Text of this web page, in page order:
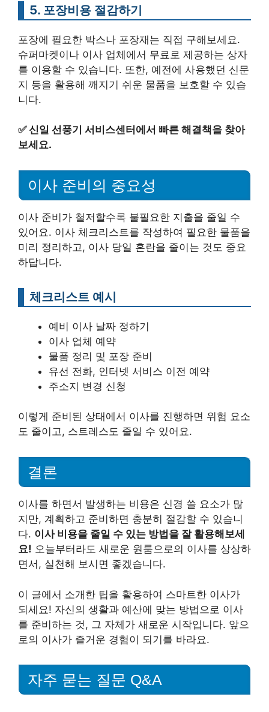
5. 포장비용 절감하기
포장에 필요한 박스나 포장재는 직접 구해보세요.
슈퍼마켓이나 이사 업체에서 무료로 제공하는 상자
를 이용할 수 있습니다. 또한, 예전에 사용했던 신문
지 등을 활용해 깨지기 쉬운 물품을 보호할 수 있습
니다.
✅신일 선풍기 서비스센터에서 빠른 해결책을 찾아
보세요.
이사 준비의 중요성
이사 준비가 철저할수록 불필요한 지출을 줄일 수
있어요. 이사 체크리스트를 작성하여 필요한 물품을
미리 정리하고, 이사 당일 혼란을 줄이는 것도 중요
하답니다.
체크리스트 예시
예비 이사 날짜 정하기
이사 업체 예약
물품 정리 및 포장 준비
유선 전화, 인터넷 서비스 이전 예약
주소지 변경 신청
이렇게 준비된 상태에서 이사를 진행하면 위험 요소
도 줄이고, 스트레스도 줄일 수 있어요.
결론
이사를 하면서 발생하는 비용은 신경 쓸 요소가 많
지만, 계획하고 준비하면 충분히 절감할 수 있습니
다. 이사 비용을 줄일 수 있는 방법을 잘 활용해보세
요! 오늘부터라도 새로운 원룸으로의 이사를 상상하
면서, 실천해 보시면 좋겠습니다.
이 글에서 소개한 팁을 활용하여 스마트한 이사가
되세요! 자신의 생활과 예산에 맞는 방법으로 이사
를 준비하는 것, 그 자체가 새로운 시작입니다. 앞으
로의 이사가 즐거운 경험이 되기를 바라요.
자주 묻는 질문 Q&A